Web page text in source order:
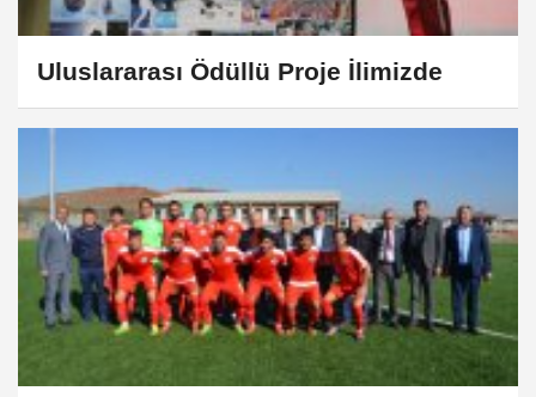
Uluslararası Ödüllü Proje İlimizde